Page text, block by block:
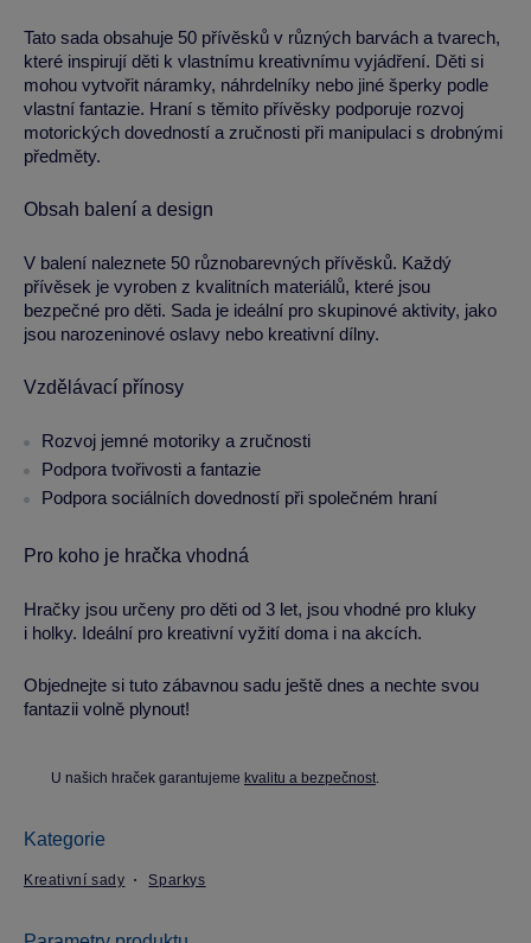
Tato sada obsahuje 50 přívěsků v různých barvách a tvarech,
které inspirují děti k vlastnímu kreativnímu vyjádření. Děti si
mohou vytvořit náramky, náhrdelníky nebo jiné šperky podle
vlastní fantazie. Hraní s těmito přívěsky podporuje rozvoj
motorických dovedností a zručnosti při manipulaci s drobnými
předměty.
Obsah balení a design
V balení naleznete 50 různobarevných přívěsků. Každý
přívěsek je vyroben z kvalitních materiálů, které jsou
bezpečné pro děti. Sada je ideální pro skupinové aktivity, jako
jsou narozeninové oslavy nebo kreativní dílny.
Vzdělávací přínosy
Rozvoj jemné motoriky a zručnosti
Podpora tvořivosti a fantazie
Podpora sociálních dovedností při společném hraní
Pro koho je hračka vhodná
Hračky jsou určeny pro děti od 3 let, jsou vhodné pro kluky
i holky. Ideální pro kreativní vyžití doma i na akcích.
Objednejte si tuto zábavnou sadu ještě dnes a nechte svou
fantazii volně plynout!
U našich hraček garantujeme kvalitu a bezpečnost.
Kategorie
Kreativní sady Sparkys